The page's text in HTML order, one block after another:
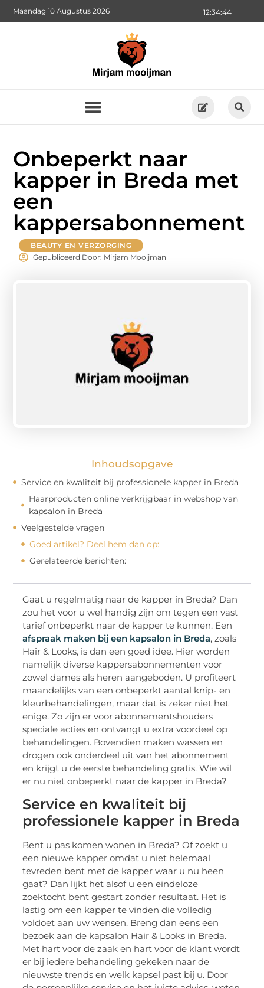
12:34:45
Maandag 10 Augustus 2026
Onbeperkt naar
kapper in Breda met
een
kappersabonnement
BEAUTY EN VERZORGING
Gepubliceerd Door: Mirjam Mooijman
Inhoudsopgave
Service en kwaliteit bij professionele kapper in Breda
Haarproducten online verkrijgbaar in webshop van
kapsalon in Breda
Veelgestelde vragen
Goed artikel? Deel hem dan op:
Gerelateerde berichten:
Gaat u regelmatig naar de kapper in Breda? Dan
zou het voor u wel handig zijn om tegen een vast
tarief onbeperkt naar de kapper te kunnen. Een
afspraak maken bij een kapsalon in Breda, zoals
Hair & Looks, is dan een goed idee. Hier worden
namelijk diverse kappersabonnementen voor
zowel dames als heren aangeboden. U profiteert
maandelijks van een onbeperkt aantal knip- en
kleurbehandelingen, maar dat is zeker niet het
enige. Zo zijn er voor abonnementshouders
speciale acties en ontvangt u extra voordeel op
behandelingen. Bovendien maken wassen en
drogen ook onderdeel uit van het abonnement
en krijgt u de eerste behandeling gratis. Wie wil
er nu niet onbeperkt naar de kapper in Breda?
Service en kwaliteit bij
professionele kapper in Breda
Bent u pas komen wonen in Breda? Of zoekt u
een nieuwe kapper omdat u niet helemaal
tevreden bent met de kapper waar u nu heen
gaat? Dan lijkt het alsof u een eindeloze
zoektocht bent gestart zonder resultaat. Het is
lastig om een kapper te vinden die volledig
voldoet aan uw wensen. Breng dan eens een
bezoek aan de kapsalon Hair & Looks in Breda.
Met hart voor de zaak en hart voor de klant wordt
er bij iedere behandeling gekeken naar de
nieuwste trends en welk kapsel past bij u. Door